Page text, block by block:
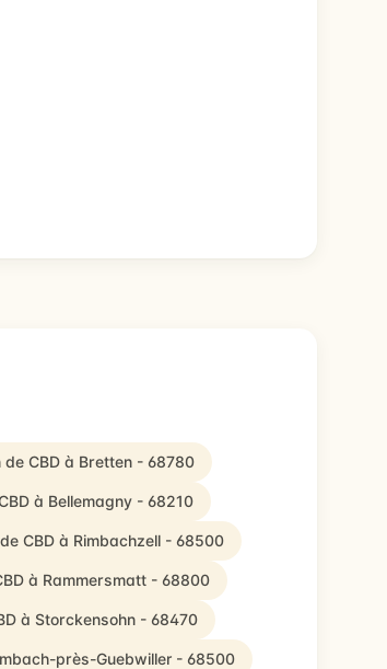
CBD à Bretten - 68780
à Bellemagny - 68210
CBD à Rimbachzell - 68500
à Rammersmatt - 68800
à Storckensohn - 68470
près-Guebwiller - 68500